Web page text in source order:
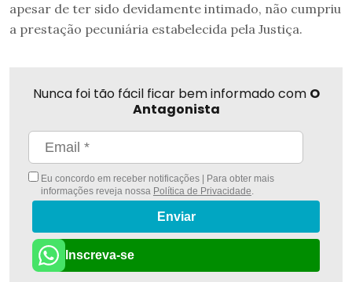
apesar de ter sido devidamente intimado, não cumpriu
a prestação pecuniária estabelecida pela Justiça.
Nunca foi tão fácil ficar bem informado com O
Antagonista
Eu concordo em receber notificações | Para obter mais
informações reveja nossa Política de Privacidade.
Enviar
Inscreva-se